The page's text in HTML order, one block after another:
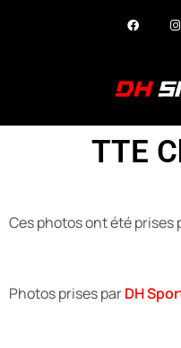
TTE
Ces photos ont été prises
Photos prises parDH